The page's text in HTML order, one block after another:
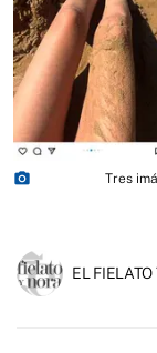
photo_camera
Tres
EL FIELATO